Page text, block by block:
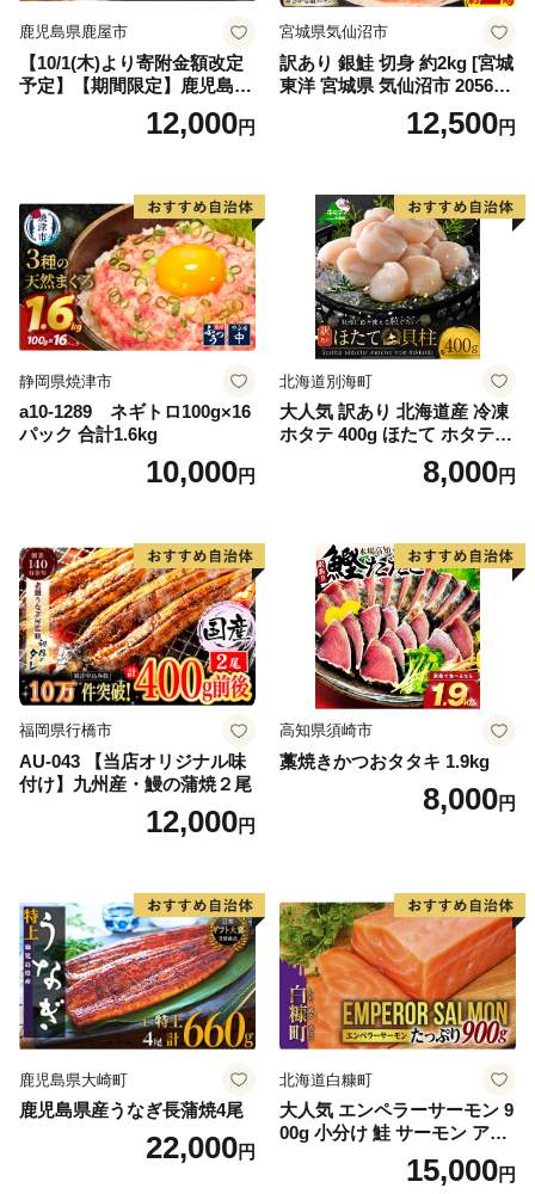
鹿児島県鹿屋市
【10/1(木)より寄附金額改定
予定】【期間限定】鹿児島県
大隅産うなぎ蒲焼4尾（400
g） KN007-02312,000円
宮城県気仙沼市
訳あり 銀鮭 切身 約2kg [宮城
東洋 宮城県 気仙沼市 205649
91] 鮭 魚介類 海鮮 訳アリ 規
格外 不揃い さけ サケ 鮭切身
切り身 魚 わけあり
12,500円
静岡県焼津市
a10-1289 ネギトロ100g×16
パック 合計1.6kg
10,000円
北海道別海町
大人気 訳あり 北海道産 冷凍
ホタテ 400g ほたて ホタテ
8,000円
福岡県行橋市
AU-043 【当店オリジナル味
付け】九州産・鰻の蒲焼２尾
12,000円
高知県須崎市
藁焼きかつおタタキ 1.9kg
8,000円
鹿児島県大崎町
鹿児島県産うなぎ長蒲焼4尾
22,000円
北海道白糠町
大人気 エンペラーサーモン 9
00g 小分け 鮭 サーモン アト
ランティックサーモン 水産
庁長官賞 受賞 さけ シャケ し
15,000円